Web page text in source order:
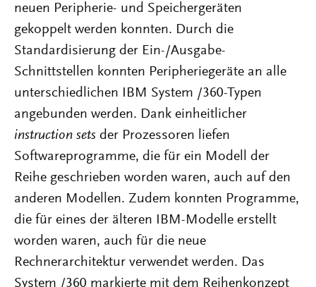
neuen Peripherie- und Speichergeräten
gekoppelt werden konnten. Durch die
Standardisierung der Ein-/Ausgabe-
Schnittstellen konnten Peripheriegeräte an alle
unterschiedlichen IBM System /360-Typen
angebunden werden. Dank einheitlicher
instruction sets der Prozessoren liefen
Softwareprogramme, die für ein Modell der
Reihe geschrieben worden waren, auch auf den
anderen Modellen. Zudem konnten Programme,
die für eines der älteren IBM-Modelle erstellt
worden waren, auch für die neue
Rechnerarchitektur verwendet werden. Das
System /360 markierte mit dem Reihenkonzept